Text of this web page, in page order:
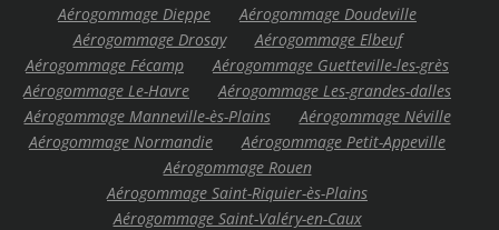
Aérogommage Dieppe
Aérogommage Doudeville
Aérogommage Drosay
Aérogommage Elbeuf
Aérogommage Fécamp
Aérogommage Guetteville-les-grès
Aérogommage Le-Havre
Aérogommage Les-grandes-dalles
Aérogommage Manneville-ès-Plains
Aérogommage Néville
Aérogommage Normandie
Aérogommage Petit-Appeville
Aérogommage Rouen
Aérogommage Saint-Riquier-ès-Plains
Aérogommage Saint-Valéry-en-Caux